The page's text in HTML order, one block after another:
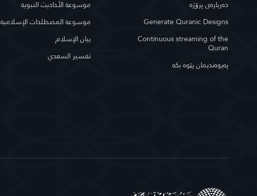
دەربارەی پرۆژە
Generate Quranic Designs
Continuous streaming of the
Quran
په‌یوه‌ندیمان پێوه‌ بكه‌
موسوعة الأحاديث النبوية
موسوعة المصطلحات الإسلامية
بيان الإسلام
تفسير السعدي